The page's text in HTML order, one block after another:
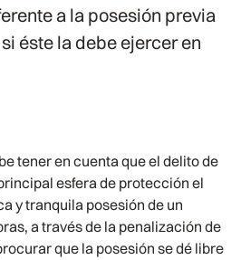
a la posesión previa
éste la debe ejercer en
tener en cuenta que el delito de
esfera de protección el
y tranquila posesión de un
a través de la penalización de
que la posesión se dé libre